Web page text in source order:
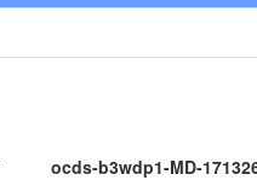
ocds-b3wdp1-MD-